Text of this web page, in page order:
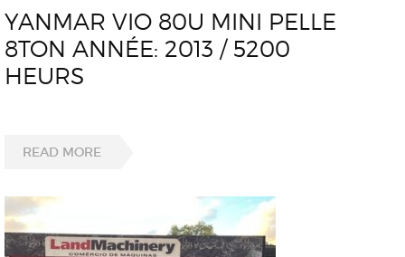
YANMAR VIO 80U MINI PELLE
8TON ANNÉE: 2013 / 5200
HEURS
READ MORE